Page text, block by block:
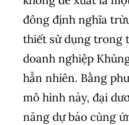
đông định nghĩa
thiết sử dụng trong
doanh nghiệp
hẳn nhiên. Bằng
mô hình này, đại
năng dự báo cùng